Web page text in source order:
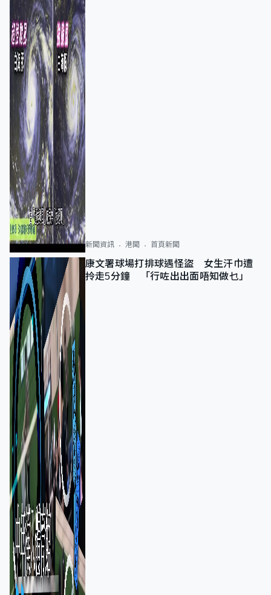
新聞資訊 港聞 首頁新聞
康文署球場打排球遇怪盜 女生汗巾遭
拎走5分鐘 「行咗出出面唔知做乜」